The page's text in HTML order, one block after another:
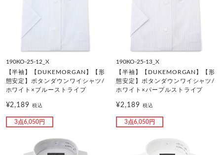
190KO-25-12_X
【半袖】【DUKEMORGAN】【形
態安定】ボタンダウンワイシャツ/
ホワイト×ブルーストライプ
¥2,189税込
3点6,050円
190KO-25-13_X
【半袖】【DUKEMORGAN】【形
態安定】ボタンダウンワイシャツ/
ホワイト×パープルストライプ
¥2,189 税込
3点6,050円